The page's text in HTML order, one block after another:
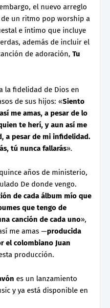
el nuevo arreglo
un ritmo pop worship a
e íntimo que incluye
además de incluir el
de adoración, Tu
la fidelidad de Dios en
de sus hijos: «Siento
me amas, a pesar de lo
te herí, y aun así me
a pesar de mi infidelidad.
tú nunca fallarás».
años de ministerio,
De donde vengo.
de cada álbum mío que
que tengo de
canción de cada uno»,
me amas —producida
el colombiano Juan
producción.
es un lanzamiento
y ya está disponible en